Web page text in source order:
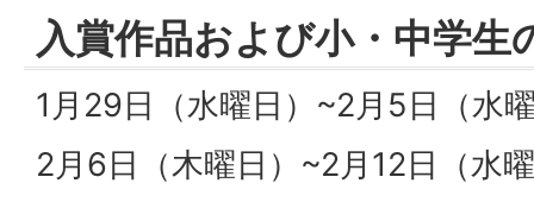
入賞作品および小・中学生
1月29日（水曜日）~2月5日（水
2月6日（木曜日）~2月12日（水